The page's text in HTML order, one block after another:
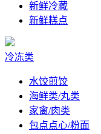
新鲜冷藏
新鲜糕点
冷冻类
水饺煎饺
海鲜类/丸类
家禽/肉类
包点点心/粉面